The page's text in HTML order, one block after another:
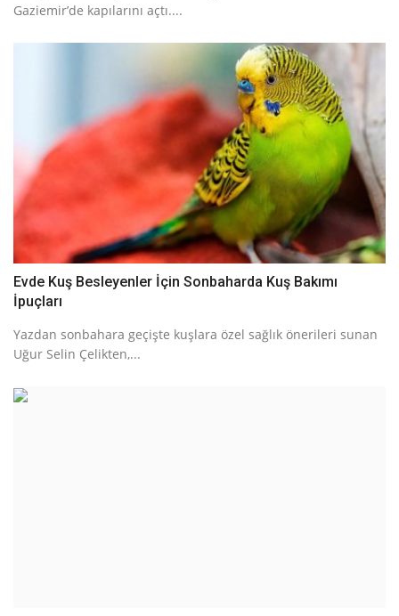
Gaziemir’de kapılarını açtı....
Evde Kuş Besleyenler İçin Sonbaharda Kuş Bakımı
İpuçları
Yazdan sonbahara geçişte kuşlara özel sağlık önerileri sunan
Uğur Selin Çelikten,...